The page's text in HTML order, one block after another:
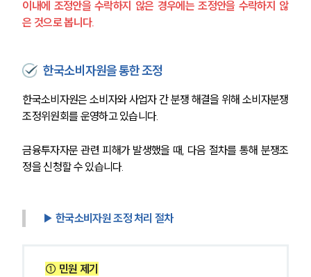
법률지식인
금융·자본시장그룹 업무
구성원 소개
이내에 조정안을 수락하지 않은 경우에는 조정안을 수락하지 않
은 것으로 봅니다.
한국소비자원을 통한 조정
한국소비자원은 소비자와 사업자 간 분쟁 해결을 위해 소비자분쟁
조정위원회를 운영하고 있습니다.
금융투자자문 관련 피해가 발생했을 때, 다음 절차를 통해 분쟁조
정을 신청할 수 있습니다.
▶ 한국소비자원 조정 처리 절차
① 민원 제기